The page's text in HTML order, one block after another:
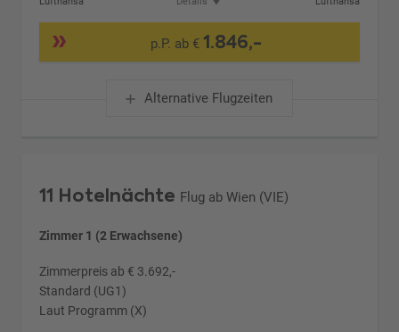
p.P. ab € 1.846,-
Alternative Flugzeiten
11 Hotelnächte Flug ab Wien (VIE)
Zimmer 1 (2 Erwachsene)
Zimmerpreis ab € 3.692,-
Standard (UG1)
Laut Programm (X)